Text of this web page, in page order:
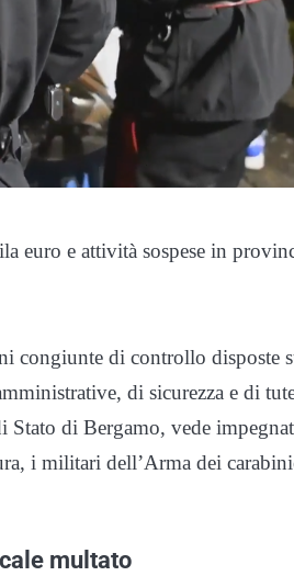
euro e attività sospese in
congiunte di controllo disposte
di sicurezza e di
di Bergamo, vede
i militari dell’Arma dei
multato